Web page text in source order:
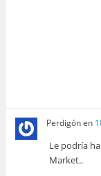
Perdigónen
Le podría
Market..